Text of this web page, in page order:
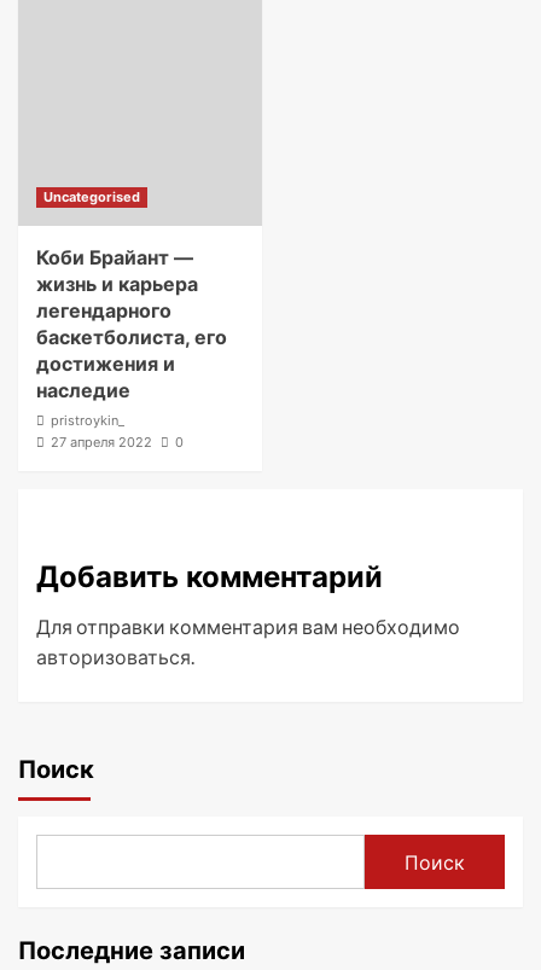
Uncategorised
Коби Брайант —
жизнь и карьера
легендарного
баскетболиста, его
достижения и
наследие
pristroykin_
27 апреля 2022
0
Добавить комментарий
Для отправки комментария вам необходимо
авторизоваться.
Поиск
Поиск
Последние записи